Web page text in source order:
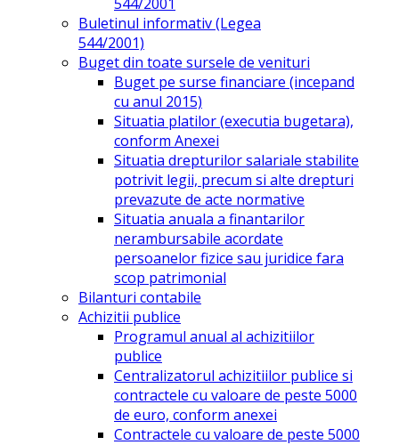
Buletinul informativ (Legea
544/2001)
Buget din toate sursele de venituri
Buget pe surse financiare (incepand
cu anul 2015)
Situatia platilor (executia bugetara),
conform Anexei
Situatia drepturilor salariale stabilite
potrivit legii, precum si alte drepturi
prevazute de acte normative
Situatia anuala a finantarilor
nerambursabile acordate
persoanelor fizice sau juridice fara
scop patrimonial
Bilanturi contabile
Achizitii publice
Programul anual al achizitiilor
publice
Centralizatorul achizitiilor publice si
contractele cu valoare de peste 5000
de euro, conform anexei
Contractele cu valoare de peste 5000